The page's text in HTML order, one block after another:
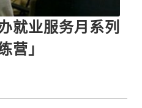
就业服务月系列
营」